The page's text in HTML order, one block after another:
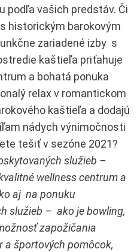
podľa vašich predstáv. Či
historickým barokovým
zariadené izby s
kaštieľa priťahuje
a bohatá ponuka
relax v romantickom
kaštieľa a dodajú
nádych výnimočnosti
tešiť v sezóne 2021?
služieb –
wellness centrum a
aj na ponuku
služieb – ako je bowling,
zapožičania
a športových pomôcok,